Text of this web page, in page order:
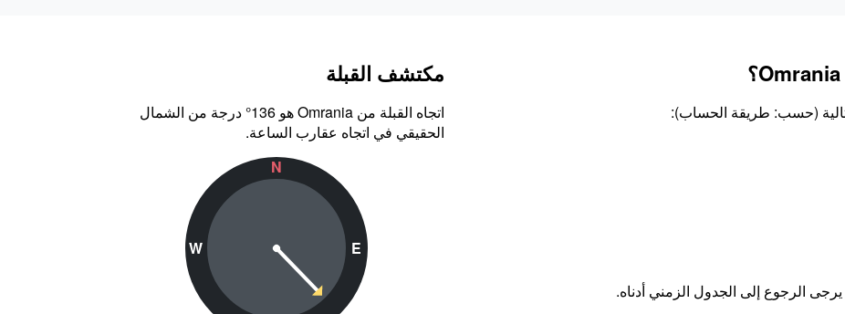
(حسب: طريقة الحساب):
يرجى الرجوع إلى الجدول الزمني أدناه.
مكتشف القبلة
اتجاه القبلة من Omrania هو 136° درجة من الشمال
الحقيقي في اتجاه عقارب الساعة.
N
W E